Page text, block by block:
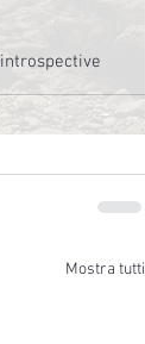
introspective
Mostra tutti